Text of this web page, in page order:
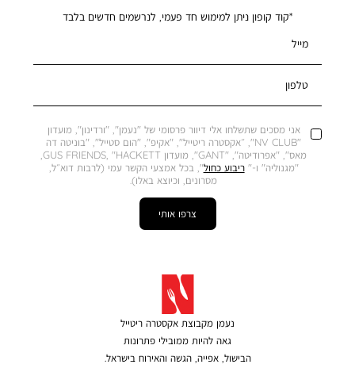
*קוד קופון ניתן למימוש חד פעמי, לנרשמים חדשים בלבד
מייל
טלפון
אני מסכים שתשלחו אלי דיוור פרסומי של "נעמן", "ורדינון", מועדון
"NV CLUB", ״אקסטרה ריטייל", "אקיפ", "הום סטייל", "בוניטה דה
מאס", "אפרודיטה", "GANT", מועדון GUS FRIENDS, "HACKETT,
"מגנוליה" ו-" ריבוע כחול", בכל אמצעי הקשר עמי (לרבות דוא״ל,
מסרונים, וכיוצא באלו).
צרפו אותי
נעמן מקבוצת אקסטרה ריטייל
גאה להיות ממובילי פתרונות
הבישול, אפייה, הגשה והאירוח בישראל.